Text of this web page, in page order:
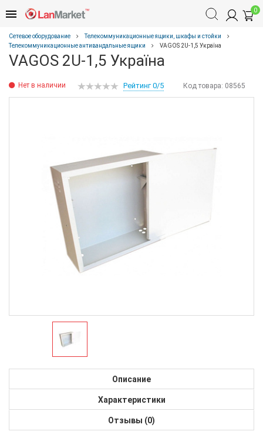
0
Сетевое оборудование
Телекоммуникационные ящики, шкафы и стойки
Телекоммуникационные антивандальные ящики
VAGOS 2U-1,5 Україна
VAGOS 2U-1,5 Україна
Нет в наличии Код товара: 08565
Рейтинг 0/5
Описание
Характеристики
Отзывы (0)